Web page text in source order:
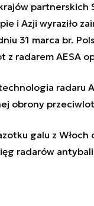
partnerskich
i Azji wyraziło
31 marca br.
z radarem AESA
radaru
obrony
galu z Włoch
radarów